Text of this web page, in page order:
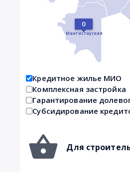
Кредитное жилье МИО
Комплексная застройка
Гарантирование
Субсидирование
Мангистауская
0
Для